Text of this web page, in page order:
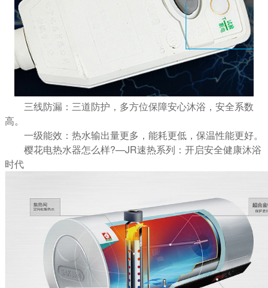
三线防漏：三道防护，多方位保障安心沐浴，安全系数
高。
一级能效：热水输出量更多，能耗更低，保温性能更好。
樱花电热水器怎么样?—JR速热系列：开启安全健康沐浴
时代